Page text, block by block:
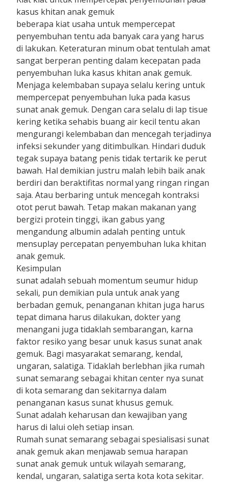
kasus khitan anak gemuk
beberapa kiat usaha untuk mempercepat
penyembuhan tentu ada banyak cara yang harus
di lakukan. Keteraturan minum obat tentulah amat
sangat berperan penting dalam kecepatan pada
penyembuhan luka kasus khitan anak gemuk.
Menjaga kelembaban supaya selalu kering untuk
mempercepat penyembuhan luka pada kasus
sunat anak gemuk. Dengan cara selalu di lap tisue
kering ketika sehabis buang air kecil tentu akan
mengurangi kelembaban dan mencegah terjadinya
infeksi sekunder yang ditimbulkan. Hindari duduk
tegak supaya batang penis tidak tertarik ke perut
bawah. Hal demikian justru malah lebih baik anak
berdiri dan beraktifitas normal yang ringan ringan
saja. Atau berbaring untuk mencegah kontraksi
otot perut bawah. Tetap makan makanan yang
bergizi protein tinggi, ikan gabus yang
mengandung albumin adalah penting untuk
mensuplay percepatan penyembuhan luka khitan
anak gemuk.
Kesimpulan
sunat adalah sebuah momentum seumur hidup
sekali, pun demikian pula untuk anak yang
berbadan gemuk, penanganan khitan juga harus
tepat dimana harus dilakukan, dokter yang
menangani juga tidaklah sembarangan, karna
faktor resiko yang besar unuk kasus sunat anak
gemuk. Bagi masyarakat semarang, kendal,
ungaran, salatiga. Tidaklah berlebhan jika rumah
sunat semarang sebagai khitan center nya sunat
di kota semarang dan sekitarnya dalam
penanganan kasus sunat khusus gemuk.
Sunat adalah keharusan dan kewajiban yang
harus di lalui oleh setiap insan.
Rumah sunat semarang sebagai spesialisasi sunat
anak gemuk akan menjawab semua harapan
sunat anak gemuk untuk wilayah semarang,
kendal, ungaran, salatiga serta kota kota sekitar.